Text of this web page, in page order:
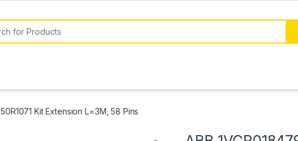
Kit Extension L=3M, 58 Pins